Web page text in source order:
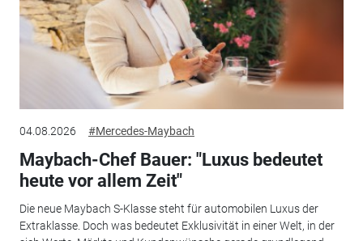
04.08.2026 #Mercedes-Maybach
Maybach-Chef Bauer: "Luxus bedeutet
heute vor allem Zeit"
Die neue Maybach S-Klasse steht für automobilen Luxus der
Extraklasse. Doch was bedeutet Exklusivität in einer Welt, in der